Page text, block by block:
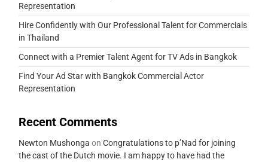
Representation
Hire Confidently with Our Professional Talent for Commercials
in Thailand
Connect with a Premier Talent Agent for TV Ads in Bangkok
Find Your Ad Star with Bangkok Commercial Actor
Representation
Recent Comments
Newton Mushonga onCongratulations to p’Nad for joining
the cast of the Dutch movie. I am happy to have had the